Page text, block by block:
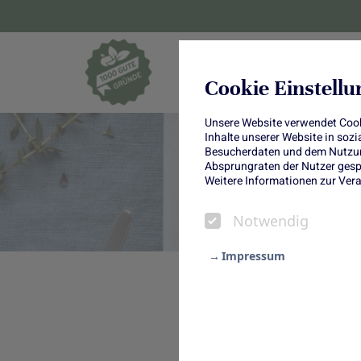
Cookie
Unsere Website verwendet
Inhalte unserer Website in
Besucherdaten und dem
Absprungraten der Nutzer
Weitere Informationen zur
Notwendig
Impressum
Unser Kuchen des Monats ist
Kleckse runden den leckeren